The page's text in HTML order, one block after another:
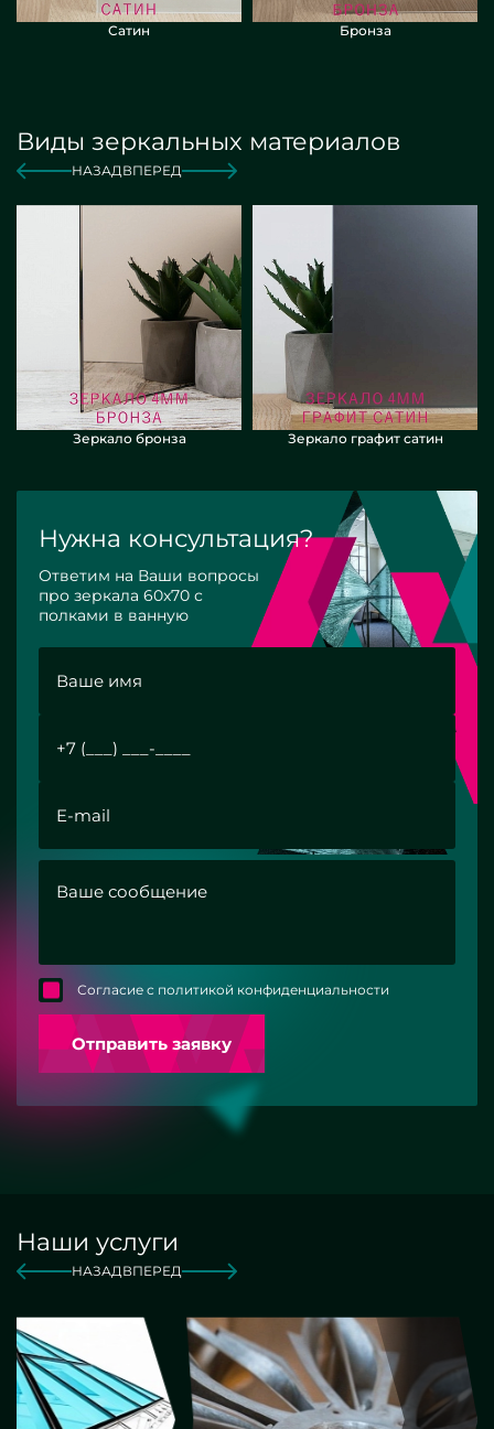
Сатин Бронза
Виды зеркальных материалов
НАЗАДВПЕРЕД
Зеркало бронза Зеркало графит сатин
Нужна консультация?
Ответим на Ваши вопросы
про зеркала 60x70 с
полками в ванную
Согласие с политикой конфиденциальности
Отправить заявку
Наши услуги
НАЗАДВПЕРЕД